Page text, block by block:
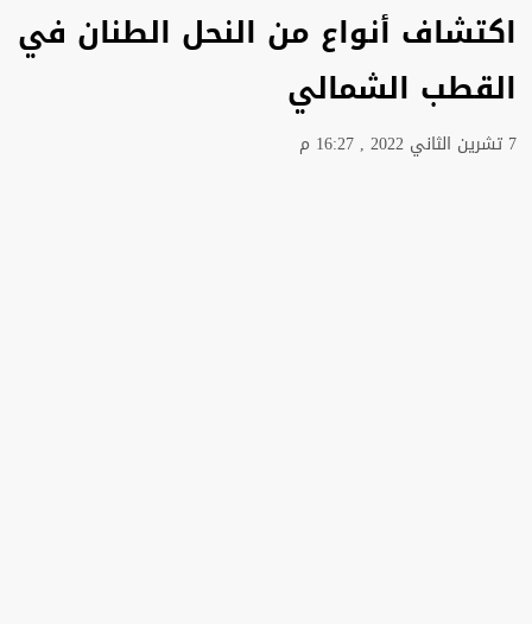
اكتشاف أنواع من النحل الطنان في
القطب الشمالي
7 تشرين الثاني 2022 , 16:27 م